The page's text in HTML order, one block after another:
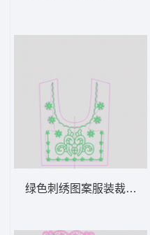
绿色刺绣图案服装裁剪